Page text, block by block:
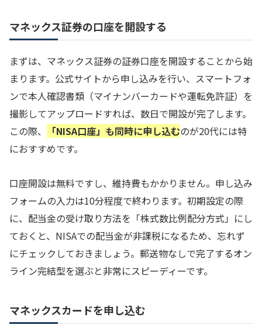
マネックス証券の口座を開設する
まずは、マネックス証券の証券口座を開設することから始
まります。公式サイトから申し込みを行い、スマートフォ
ンで本人確認書類（マイナンバーカードや運転免許証）を
撮影してアップロードすれば、数日で開設が完了します。
この際、
「NISA口座」も同時に申し込むのが20代には特
におすすめです。
口座開設は無料ですし、維持費もかかりません。申し込み
フォームの入力は10分程度で終わります。初期設定の際
に、配当金の受け取り方法を「株式数比例配分方式」にし
ておくと、NISAでの配当金が非課税になるため、忘れず
にチェックしておきましょう。郵送物なしで完了するオン
ライン完結型を選ぶと非常にスピーディーです。
マネックスカードを申し込む